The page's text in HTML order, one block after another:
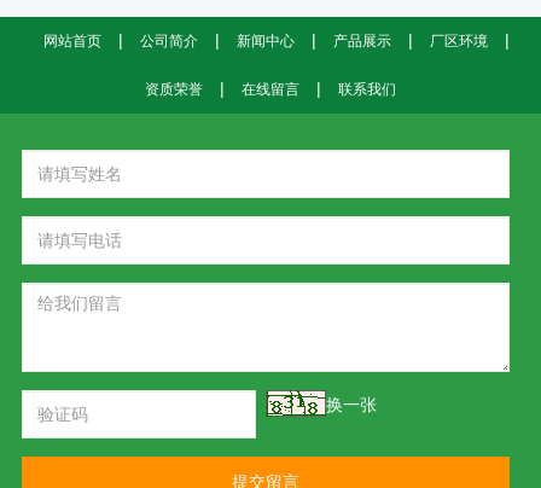
网站首页 | 公司简介 | 新闻中心 | 产品展示 | 厂区环境 |
资质荣誉 | 在线留言 | 联系我们
换一张
提交留言